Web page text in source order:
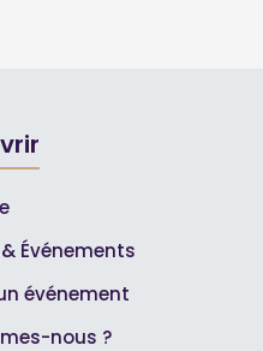
Événements
événement
nous ?